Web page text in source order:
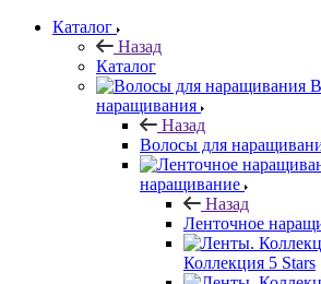
Каталог
Назад
Каталог
наращивания
Назад
Волосы для
наращивание
Назад
Ленточное
Коллекция 5 Stars